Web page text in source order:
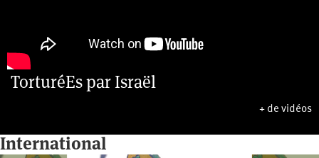
TorturéEs par Israël
+ de vidéos
International